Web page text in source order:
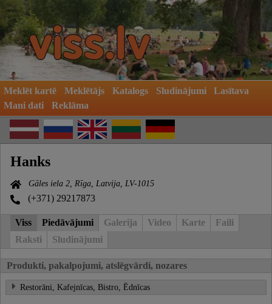
Meklēt kartē Meklētājs Katalogs Sludinājumi
Lasītava
Mani dati
Reklāma
Hanks
Gāles iela 2, Rīga, Latvija, LV-1015
(+371) 29217873
Viss Piedāvājumi Galerija Video Karte
Faili
Raksti
Sludinājumi
Produkti, pakalpojumi, atslēgvārdi, nozares
Restorāni, Kafejnīcas, Bistro, Ēdnīcas